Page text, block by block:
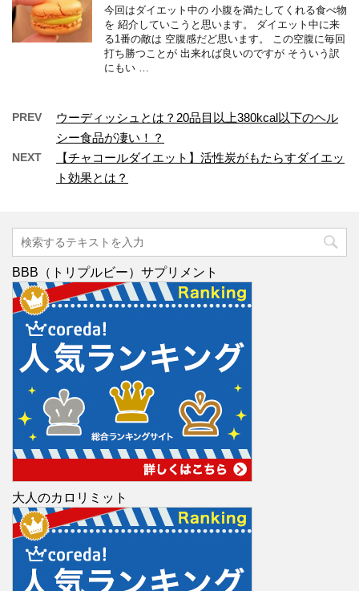
今回はダイエット中の 小腹を満たしてくれる食べ物
を 紹介していこうと思います。 ダイエット中に来
る1番の敵は 空腹感だど思います。 この空腹に毎回
打ち勝つことが 出来れば良いのですが そういう訳
にもい …
PREV
ウーディッシュとは？20品目以上380kcal以下のヘル
シー食品が凄い！？
NEXT
【チャコールダイエット】活性炭がもたらすダイエッ
ト効果とは？
BBB（トリプルビー）サプリメント
大人のカロリミット